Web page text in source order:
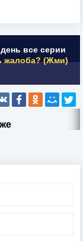
все серии
жалоба? (Жми)